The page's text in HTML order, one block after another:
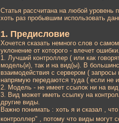
Статья рассчитана на любой уровень
хоть раз пробывшим использовать
1. Предисловие
Хочется сказать немного слов о
уклонение от которого - влечет
1. Лучший контроллер ( или как
модель(и), так и на вид(ы). В
взаимодействия с сервером (
напрямую передаются туда ( если не
2. Модель - не имеет ссылок ни на
3. Вид может иметь ссылку на
другие виды.
Важно понимать : хоть я и сказал ,
контроллер" , потому что виды могут